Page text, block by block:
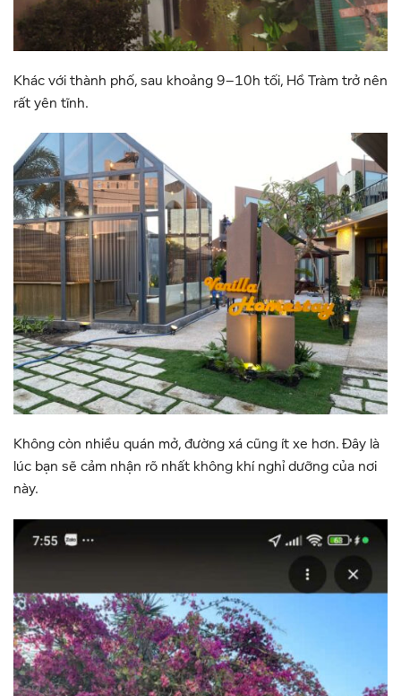
Khác với thành phố, sau khoảng 9–10h tối, Hồ Tràm trở nên
rất yên tĩnh.
Không còn nhiều quán mở, đường xá cũng ít xe hơn. Đây là
lúc bạn sẽ cảm nhận rõ nhất không khí nghỉ dưỡng của nơi
này.